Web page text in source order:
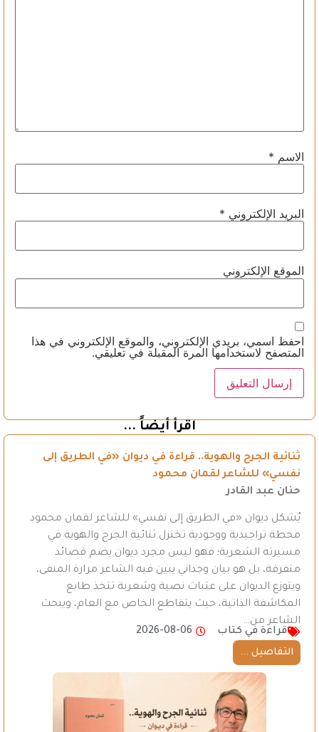
الاسم *
البريد الإلكتروني *
الموقع الإلكتروني
احفظ اسمي، بريدي الإلكتروني، والموقع الإلكتروني في هذا
المتصفح لاستخدامها المرة المقبلة في تعليقي.
اقرأ أيضاً ...
ثنائية الجرح والهوية.. قراءة في ديوان «في الطريق إلى
نفسي» للشاعر لقمان محمود
حنان عبد القادر
يُشكل ديوان «في الطريق إلى نفسي» للشاعر لقمان محمود
محطة تراجيدية ووجودية تختزل ثنائية الجرح والهوية في
مسيرته الشعرية؛ فهو ليس مجرد ديوان يضم قصائد
متفرقة، بل هو بيان وجداني يبين فيه الشاعر مرارة المنفى،
ويتوزع الديوان على عتبات نصية وشعرية تتخذ طابع
المكاشفة الذاتية، حيث يتقاطع الخاص مع العام، ويبحث
الشاعر من…
قراءة في كتاب
2026-08-06
التفاصيل ...